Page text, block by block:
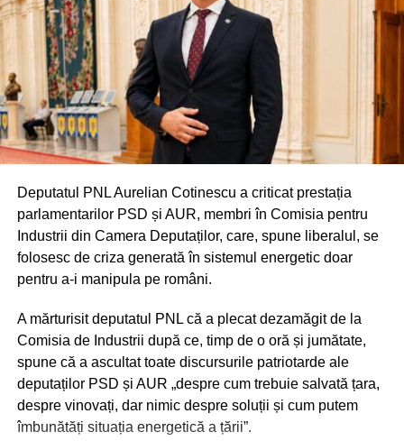
Deputatul PNL Aurelian Cotinescu a criticat prestația
parlamentarilor PSD și AUR, membri în Comisia pentru
Industrii din Camera Deputaților, care, spune liberalul, se
folosesc de criza generată în sistemul energetic doar
pentru a-i manipula pe români.
A mărturisit deputatul PNL că a plecat dezamăgit de la
Comisia de Industrii după ce, timp de o oră și jumătate,
spune că a ascultat toate discursurile patriotarde ale
deputaților PSD și AUR „despre cum trebuie salvată țara,
despre vinovați, dar nimic despre soluții și cum putem
îmbunătăți situația energetică a țării”.